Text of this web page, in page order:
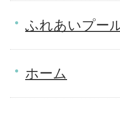
ふれあいプー
ホーム